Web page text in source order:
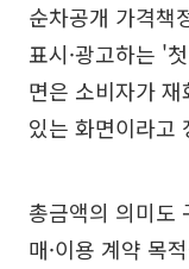
순차공개 가격책
표시·광고하는 '
면은 소비자가
있는 화면이라고
총금액의 의미도
매·이용 계약 목